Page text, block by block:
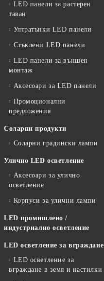
LED панели за растерен
таван
Ултратънки LED панели
Стъклени LED панели
LED панели за външен
монтаж
Аксесоари за LED панели
Промоционални
предложения
Соларни продукти
Соларни градински лампи
Улично LED осветление
Аксесоари за улично
осветление
Корпуси за улични лампи
LED промишлено /
индустриално осветление
LED осветление за вграждане
LED осветление за
вграждане в земя и настилки